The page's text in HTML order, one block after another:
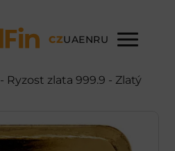
CZUAENRU
- Ryzost zlata 999.9 - Zlatý